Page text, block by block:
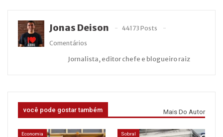
Jonas Deison
44173 Posts
Comentários
Jornalista, editor chefe e blogueiro raiz
você pode gostar também Mais Do Autor
Economia Sobral